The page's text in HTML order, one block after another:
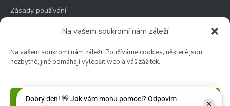
Na vašem soukromí nám záleží
Na vašem soukromí nám záleží. Používáme cookies, některé jsou
nezbytné, jiné pomáhají vylepšit web a váš zážitek.
Příjmout
Zásady používání
🕑 Po – Čt: 9:00 – 17:00